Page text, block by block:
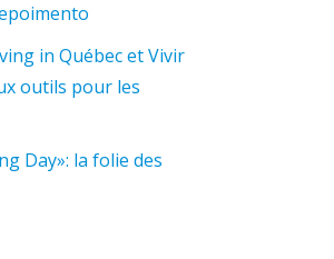
in Québec et Vivir
outils pour les
Day»: la folie des